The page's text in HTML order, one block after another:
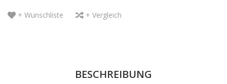
+ Wunschliste + Vergleich
BESCHREIBUNG